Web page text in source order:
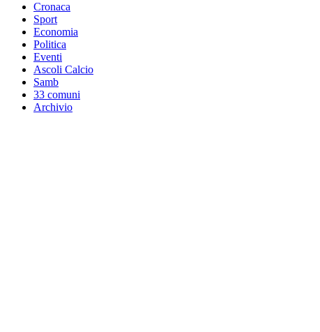
Cronaca
Sport
Economia
Politica
Eventi
Ascoli Calcio
Samb
33 comuni
Archivio